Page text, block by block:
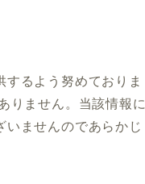
るよう努めておりま
りません。当該情報に
いませんのであらかじ